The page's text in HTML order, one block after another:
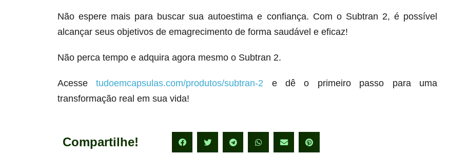
Não espere mais para buscar sua autoestima e confiança. Com o Subtran 2, é possível
alcançar seus objetivos de emagrecimento de forma saudável e eficaz!
Não perca tempo e adquira agora mesmo o Subtran 2.
Acessetudoemcapsulas.com/produtos/subtran-2 e dê o primeiro passo para uma
transformação real em sua vida!
Compartilhe!